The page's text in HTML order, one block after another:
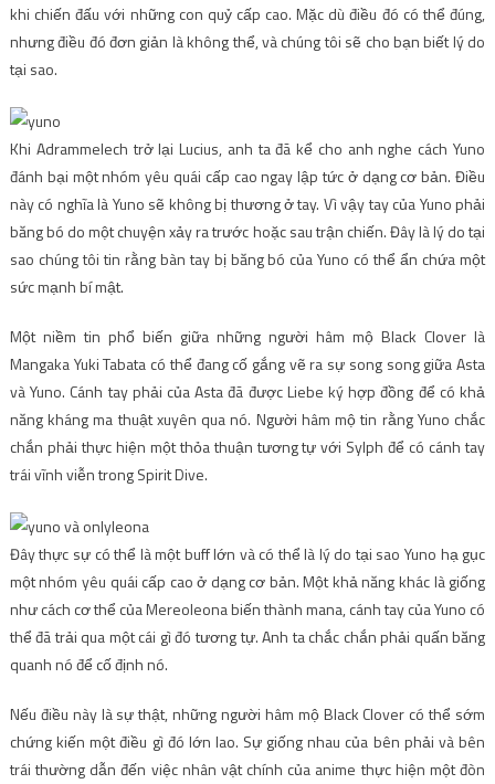
khi chiến đấu với những con quỷ cấp cao. Mặc dù điều đó có thể đúng,
nhưng điều đó đơn giản là không thể, và chúng tôi sẽ cho bạn biết lý do
tại sao.
Khi Adrammelech trở lại Lucius, anh ta đã kể cho anh nghe cách Yuno
đánh bại một nhóm yêu quái cấp cao ngay lập tức ở dạng cơ bản. Điều
này có nghĩa là Yuno sẽ không bị thương ở tay. Vì vậy tay của Yuno phải
băng bó do một chuyện xảy ra trước hoặc sau trận chiến. Đây là lý do tại
sao chúng tôi tin rằng bàn tay bị băng bó của Yuno có thể ẩn chứa một
sức mạnh bí mật.
Một niềm tin phổ biến giữa những người hâm mộ Black Clover là
Mangaka Yuki Tabata có thể đang cố gắng vẽ ra sự song song giữa Asta
và Yuno. Cánh tay phải của Asta đã được Liebe ký hợp đồng để có khả
năng kháng ma thuật xuyên qua nó. Người hâm mộ tin rằng Yuno chắc
chắn phải thực hiện một thỏa thuận tương tự với Sylph để có cánh tay
trái vĩnh viễn trong Spirit Dive.
Đây thực sự có thể là một buff lớn và có thể là lý do tại sao Yuno hạ gục
một nhóm yêu quái cấp cao ở dạng cơ bản. Một khả năng khác là giống
như cách cơ thể của Mereoleona biến thành mana, cánh tay của Yuno có
thể đã trải qua một cái gì đó tương tự. Anh ta chắc chắn phải quấn băng
quanh nó để cố định nó.
Nếu điều này là sự thật, những người hâm mộ Black Clover có thể sớm
chứng kiến ​​một điều gì đó lớn lao. Sự giống nhau của bên phải và bên
trái thường dẫn đến việc nhân vật chính của anime thực hiện một đòn